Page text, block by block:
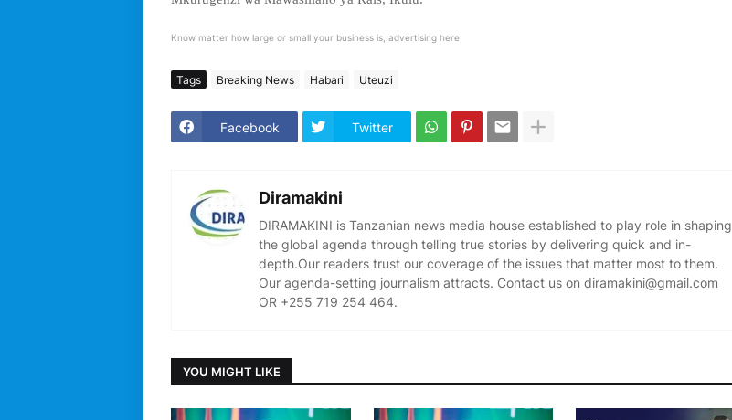
Know matter how large or small your business is, advertising here
Tags Breaking News Habari Uteuzi
Facebook Twitter
Diramakini
DIRAMAKINI is Tanzanian news media house established to play role in shaping
the global agenda through telling true stories by delivering quick and in-
depth.Our readers trust our coverage of the issues that matter most to them.
Our agenda-setting journalism attracts. Contact us on diramakini@gmail.com
OR +255 719 254 464.
YOU MIGHT LIKE